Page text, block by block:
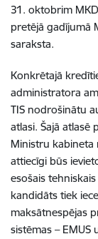
31. oktobrim
pretējā gadījumā
saraksta.
Konkrētajā
administratora
TIS nodrošinātu
atlasi. Šajā atlasē
Ministru kabineta
attiecīgi būs
esošais
kandidāts tiek
maksātnespējas
sistēmas – EMUS